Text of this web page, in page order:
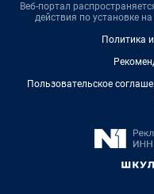
Веб-портал
действия по установке
Политика
Пользовательское